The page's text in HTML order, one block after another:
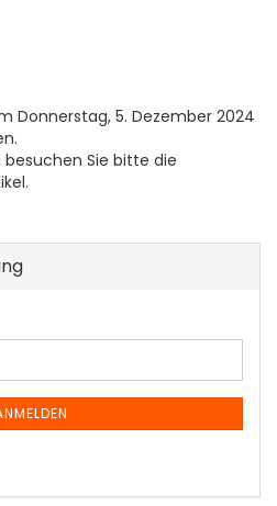
Donnerstag, 5. Dezember 2024
Sie bitte die